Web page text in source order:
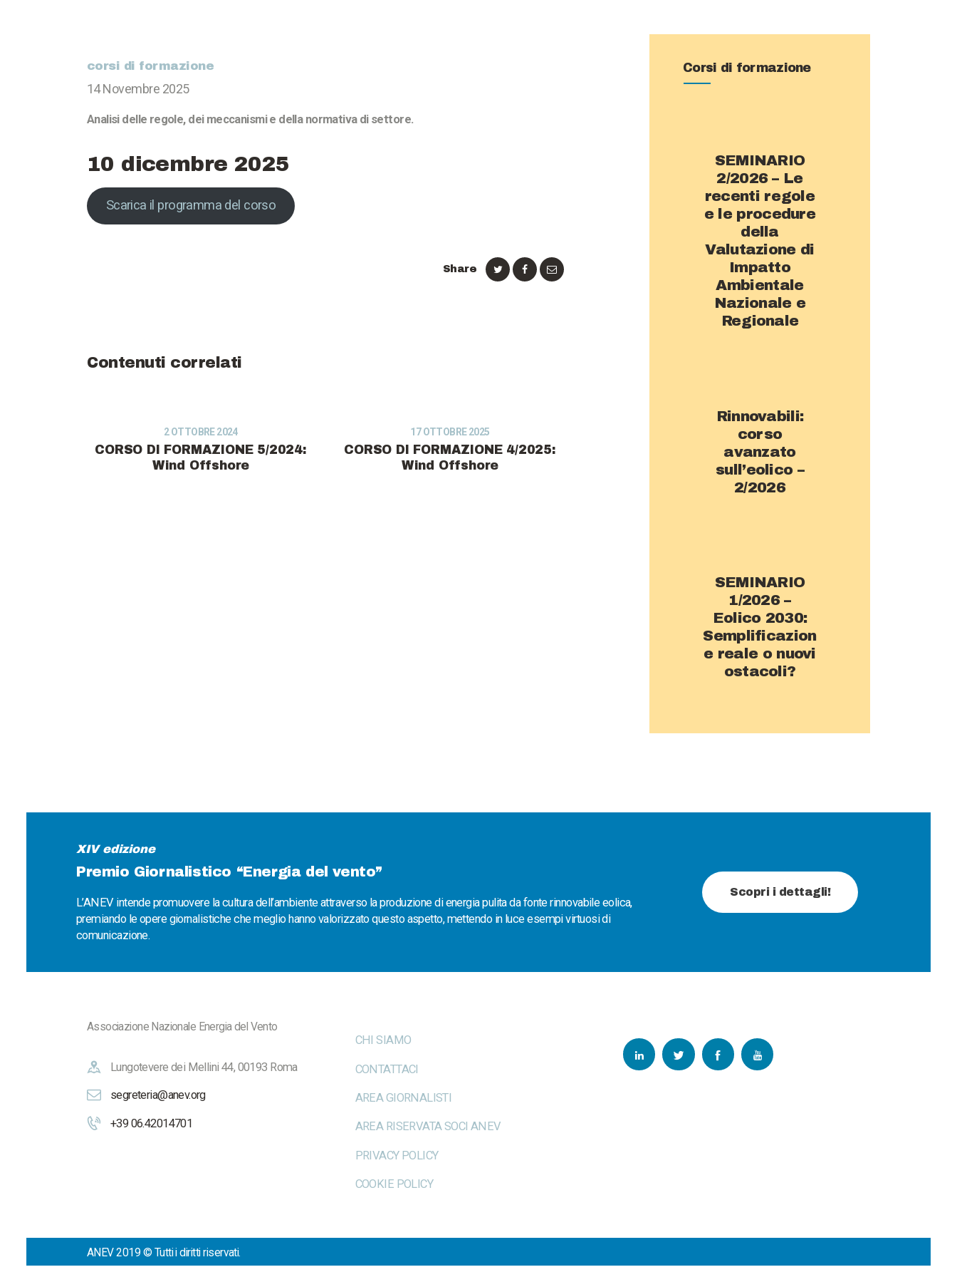
corsi di formazione
14 Novembre 2025
Analisi delle regole, dei meccanismi e della normativa di settore.
10 dicembre 2025
Scarica il programma del corso
Share
Contenuti correlati
2 OTTOBRE 2024
CORSO DI FORMAZIONE 5/2024:
Wind Offshore
17 OTTOBRE 2025
CORSO DI FORMAZIONE 4/2025:
Wind Offshore
Corsi di formazione
SEMINARIO
2/2026 – Le
recenti regole
e le procedure
della
Valutazione di
Impatto
Ambientale
Nazionale e
Regionale
Rinnovabili:
corso
avanzato
sull’eolico –
2/2026
SEMINARIO
1/2026 –
Eolico 2030:
Semplificazion
e reale o nuovi
ostacoli?
XIV edizione
Premio Giornalistico “Energia del vento”
L’ANEV intende promuovere la cultura dell’ambiente attraverso la produzione di energia pulita da fonte rinnovabile eolica,
premiando le opere giornalistiche che meglio hanno valorizzato questo aspetto, mettendo in luce esempi virtuosi di
comunicazione.
Scopri i dettagli!
Associazione Nazionale Energia del Vento
Lungotevere dei Mellini 44, 00193 Roma
segreteria@anev.org
+39 06.42014701
CHI SIAMO
CONTATTACI
AREA GIORNALISTI
AREA RISERVATA SOCI ANEV
PRIVACY POLICY
COOKIE POLICY
ANEV 2019 © Tutti i diritti riservati.